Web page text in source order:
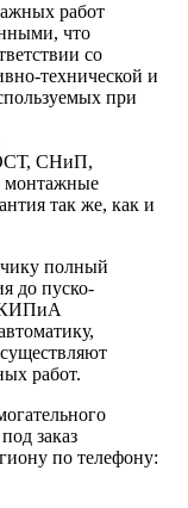
работ
что
со
технической и
при
СНиП,
монтажные
так же, как и
полный
до пуско-
КИПиА
работ.
заказ
по телефону: